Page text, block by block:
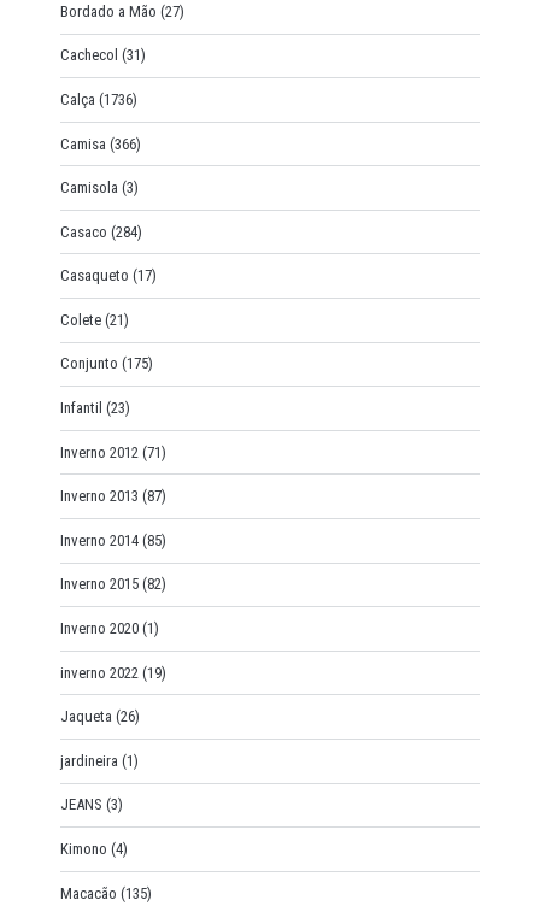
Bordado a Mão (27)
Cachecol (31)
Calça (1736)
Camisa (366)
Camisola (3)
Casaco (284)
Casaqueto (17)
Colete (21)
Conjunto (175)
Infantil (23)
Inverno 2012 (71)
Inverno 2013 (87)
Inverno 2014 (85)
Inverno 2015 (82)
Inverno 2020 (1)
inverno 2022 (19)
Jaqueta (26)
jardineira (1)
JEANS (3)
Kimono (4)
Macacão (135)